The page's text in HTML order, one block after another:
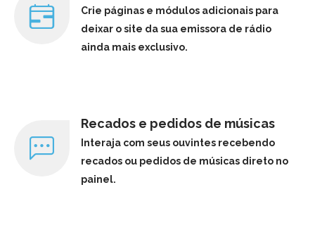
Crie páginas e módulos adicionais para
deixar o site da sua emissora de rádio
ainda mais exclusivo.
Recados e pedidos de músicas
Interaja com seus ouvintes recebendo
recados ou pedidos de músicas direto no
painel.